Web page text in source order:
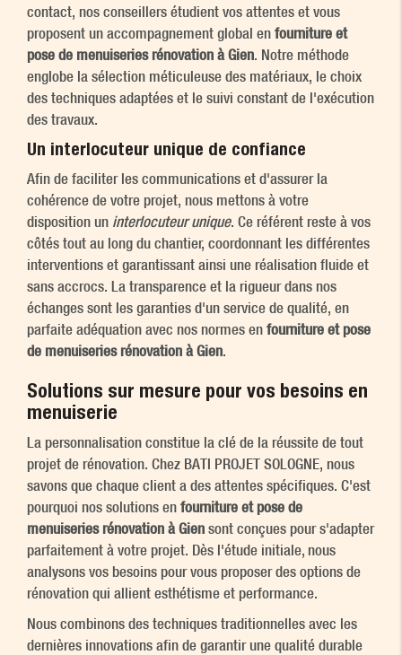
contact, nos conseillers étudient vos attentes et vous
proposent un accompagnement global en fourniture et
pose de menuiseries rénovation à Gien. Notre méthode
englobe la sélection méticuleuse des matériaux, le choix
des techniques adaptées et le suivi constant de l'exécution
des travaux.
Un interlocuteur unique de confiance
Afin de faciliter les communications et d'assurer la
cohérence de votre projet, nous mettons à votre
disposition un interlocuteur unique. Ce référent reste à vos
côtés tout au long du chantier, coordonnant les différentes
interventions et garantissant ainsi une réalisation fluide et
sans accrocs. La transparence et la rigueur dans nos
échanges sont les garanties d'un service de qualité, en
parfaite adéquation avec nos normes en fourniture et pose
de menuiseries rénovation à Gien.
Solutions sur mesure pour vos besoins en
menuiserie
La personnalisation constitue la clé de la réussite de tout
projet de rénovation. Chez BATI PROJET SOLOGNE, nous
savons que chaque client a des attentes spécifiques. C'est
pourquoi nos solutions en fourniture et pose de
menuiseries rénovation à Gien sont conçues pour s'adapter
parfaitement à votre projet. Dès l'étude initiale, nous
analysons vos besoins pour vous proposer des options de
rénovation qui allient esthétisme et performance.
Nous combinons des techniques traditionnelles avec les
dernières innovations afin de garantir une qualité durable